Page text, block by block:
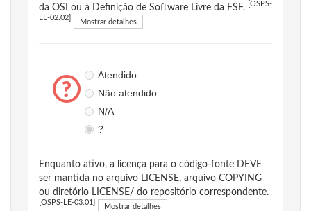
da OSI ou à Definição de Software Livre da FSF.
[OSPS-
LE-02.02] Mostrar detalhes
Atendido
Não atendido
N/A
?
Enquanto ativo, a licença para o código-fonte DEVE
ser mantida no arquivo LICENSE, arquivo COPYING
ou diretório LICENSE/ do repositório correspondente.
[OSPS-LE-03.01] Mostrar detalhes